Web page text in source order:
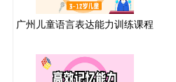
广州儿童语言表达能力训练课程